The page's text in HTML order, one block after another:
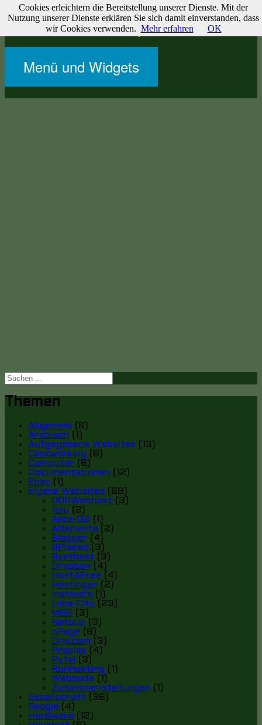
Zum
Inhalt
springen
Websites & Journale
Zu meinen Websites und Projekten
Menü und Widgets
Suche
nach:
Themen
Allgemein (6)
Arabisch (1)
Aufgegebene Websites (13)
Clickworking (6)
Computer (6)
Dokumentationen (12)
Ebay (1)
Eigene Websites (69)
000Webhost (3)
1blu (2)
Alice-O2 (1)
Altervista (2)
Blogger (4)
BPlaced
(3)
Byethost (3)
Dropbox (4)
Host4Free (4)
Hostinger (2)
Inetworx (1)
Lima-City (23)
MS5 (3)
Netcup (3)
nPage (8)
One.com (3)
Proplay (4)
Pytal
(3)
Runhosting (1)
Webnode (1)
Zusammenstellungen (1)
Gesellschaft (36)
Google (4)
Hardware (12)
Cookies erleichtern die Bereitstellung unserer Dienste. Mit der
Nutzung unserer Dienste erklären Sie sich damit einverstanden, dass
wir Cookies verwenden. Mehr erfahren OK